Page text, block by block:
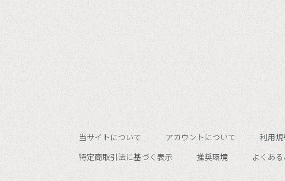
当サイトについて アカウントについて 利用規
特定商取引法に基づく表示 推奨環境 よくあ